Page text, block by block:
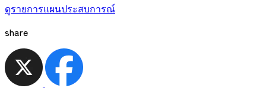
ดูรายการแผนประสบการณ์
share